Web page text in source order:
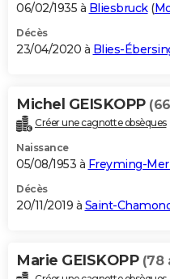
06/02/1935 à Bliesbruck(
Décès
23/04/2020 à Blies-
Michel GEISKOPP
Créer une cagnotte obsèques
Naissance
05/08/1953 à Freyming-
Décès
20/11/2019 à Saint-
Marie GEISKOPP (78